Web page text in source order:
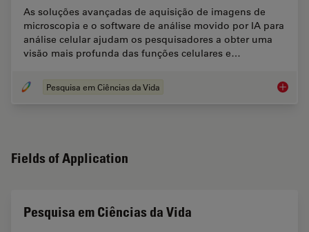
As soluções avançadas de aquisição de imagens de
microscopia e o software de análise movido por IA para
análise celular ajudam os pesquisadores a obter uma
visão mais profunda das funções celulares e…
Pesquisa em Ciências da Vida
Fields of Application
Pesquisa em Ciências da Vida